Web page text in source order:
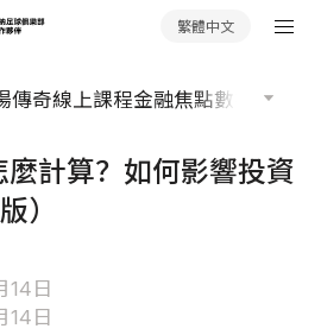
繁體中文
傳奇線上課程金融焦點數據報告
計算？如何影響投資
）
14日
14日